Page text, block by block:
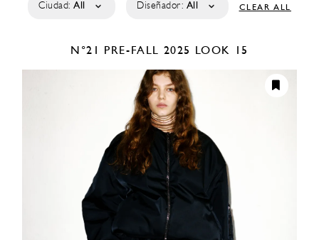
Ciudad: All Diseñador: All CLEAR ALL
N°21 PRE-FALL 2025 LOOK 15